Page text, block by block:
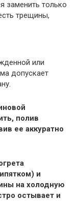
заменить только
трещины,
или
допускает
полив
ее аккуратно
и
на холодную
остывает и